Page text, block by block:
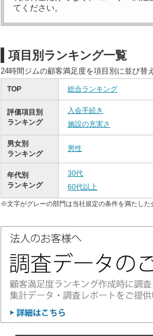
てください。
項目別ランキング一覧
24時間ジムの顧客満足度を項目別に並び替
TOP 総合ランキング
評価項目別
ランキング
入会手続き
施設の充実さ
男女別
ランキング
男性
年代別
ランキング
30代
60代以上
※文字がグレーの部門は当社規定の条件を満たした